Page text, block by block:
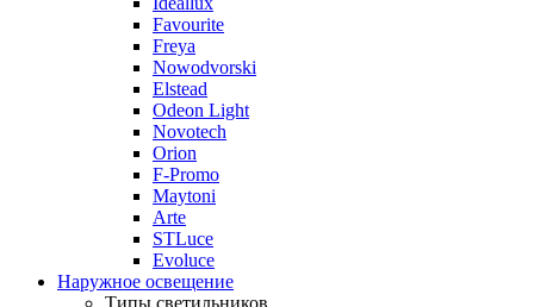
Favourite
Freya
Nowodvorski
Elstead
Odeon Light
Novotech
Orion
F-Promo
Maytoni
Arte
STLuce
Evoluce
Наружное освещение
Типы светильников